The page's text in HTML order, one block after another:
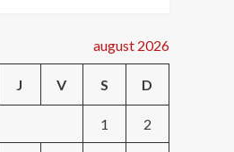
august 2026
J V S D
1 2